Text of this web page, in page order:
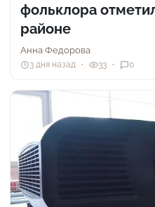
фольклора
районе
Анна Федорова
3 дня назад 33 0